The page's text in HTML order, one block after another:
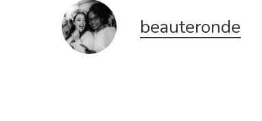
beauteronde